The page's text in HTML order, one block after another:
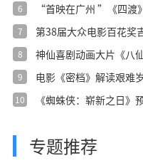
6
“首映在广州 ”《四渡
7
第38届大众电影百花奖
8
神仙喜剧动画大片《八
9
电影《密档》解读艰难
10
《蜘蛛侠：崭新之日》
专题推荐